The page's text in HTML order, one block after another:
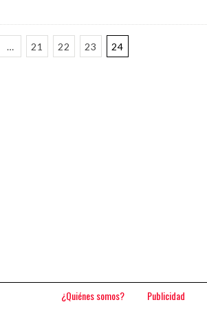
… 21 22 23 24
¿Quiénes somos? Publicidad